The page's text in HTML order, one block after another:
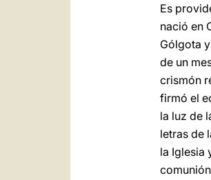
Es
nació en
Gólgota
de un
crismón
firmó el
la luz de
letras de
la Iglesia